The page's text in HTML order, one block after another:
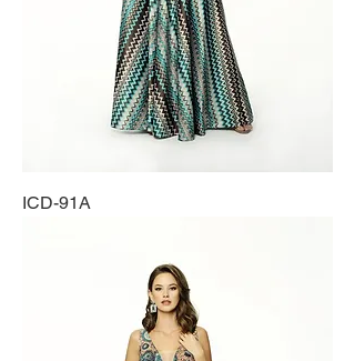
ICD-91A